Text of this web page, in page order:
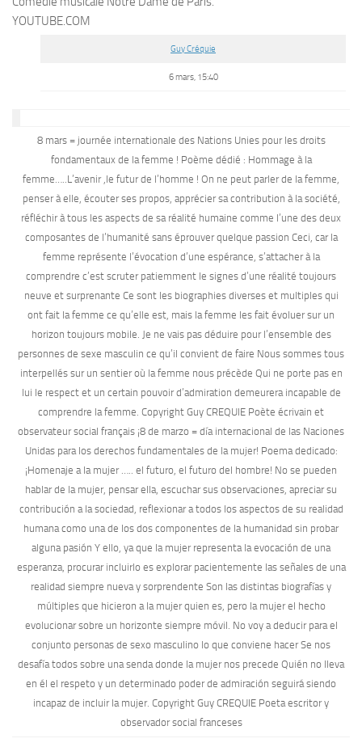
YOUTUBE.COM
Guy Créquie
6 mars, 15:40
8 mars = journée internationale des Nations Unies pour les droits
fondamentaux de la femme ! Poème dédié : Hommage à la
femme…..L’avenir ,le futur de l’homme ! On ne peut parler de la femme,
penser à elle, écouter ses propos, apprécier sa contribution à la société,
réfléchir à tous les aspects de sa réalité humaine comme l’une des deux
composantes de l’humanité sans éprouver quelque passion Ceci, car la
femme représente l’évocation d’une espérance, s’attacher à la
comprendre c’est scruter patiemment le signes d’une réalité toujours
neuve et surprenante Ce sont les biographies diverses et multiples qui
ont fait la femme ce qu’elle est, mais la femme les fait évoluer sur un
horizon toujours mobile. Je ne vais pas déduire pour l’ensemble des
personnes de sexe masculin ce qu’il convient de faire Nous sommes tous
interpellés sur un sentier où la femme nous précède Qui ne porte pas en
lui le respect et un certain pouvoir d’admiration demeurera incapable de
comprendre la femme. Copyright Guy CREQUIE Poète écrivain et
observateur social français ¡8 de marzo = día internacional de las Naciones
Unidas para los derechos fundamentales de la mujer! Poema dedicado:
¡Homenaje a la mujer ….. el futuro, el futuro del hombre! No se pueden
hablar de la mujer, pensar ella, escuchar sus observaciones, apreciar su
contribución a la sociedad, reflexionar a todos los aspectos de su realidad
humana como una de los dos componentes de la humanidad sin probar
alguna pasión Y ello, ya que la mujer representa la evocación de una
esperanza, procurar incluirlo es explorar pacientemente las señales de una
realidad siempre nueva y sorprendente Son las distintas biografías y
múltiples que hicieron a la mujer quien es, pero la mujer el hecho
evolucionar sobre un horizonte siempre móvil. No voy a deducir para el
conjunto personas de sexo masculino lo que conviene hacer Se nos
desafía todos sobre una senda donde la mujer nos precede Quién no lleva
en él el respeto y un determinado poder de admiración seguirá siendo
incapaz de incluir la mujer. Copyright Guy CREQUIE Poeta escritor y
observador social franceses